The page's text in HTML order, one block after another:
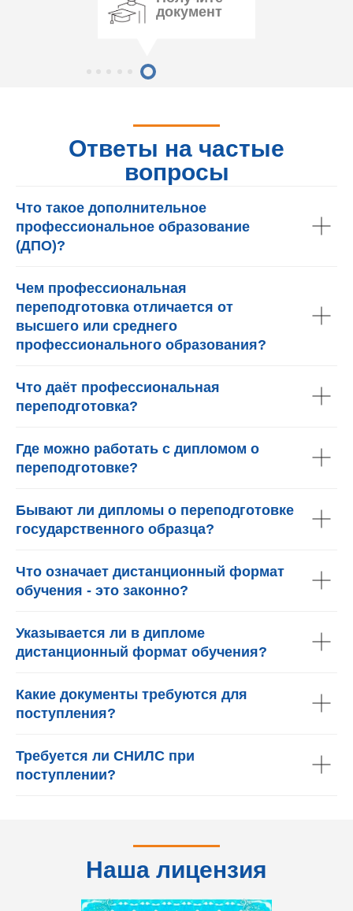
документ
Ответы на частые
вопросы
Что такое дополнительное
профессиональное образование
(ДПО)?
Чем профессиональная
переподготовка отличается от
высшего или среднего
профессионального образования?
Что даёт профессиональная
переподготовка?
Где можно работать с дипломом о
переподготовке?
Бывают ли дипломы о переподготовке
государственного образца?
Что означает дистанционный формат
обучения - это законно?
Указывается ли в дипломе
дистанционный формат обучения?
Какие документы требуются для
поступления?
Требуется ли СНИЛС при
поступлении?
Наша лицензия